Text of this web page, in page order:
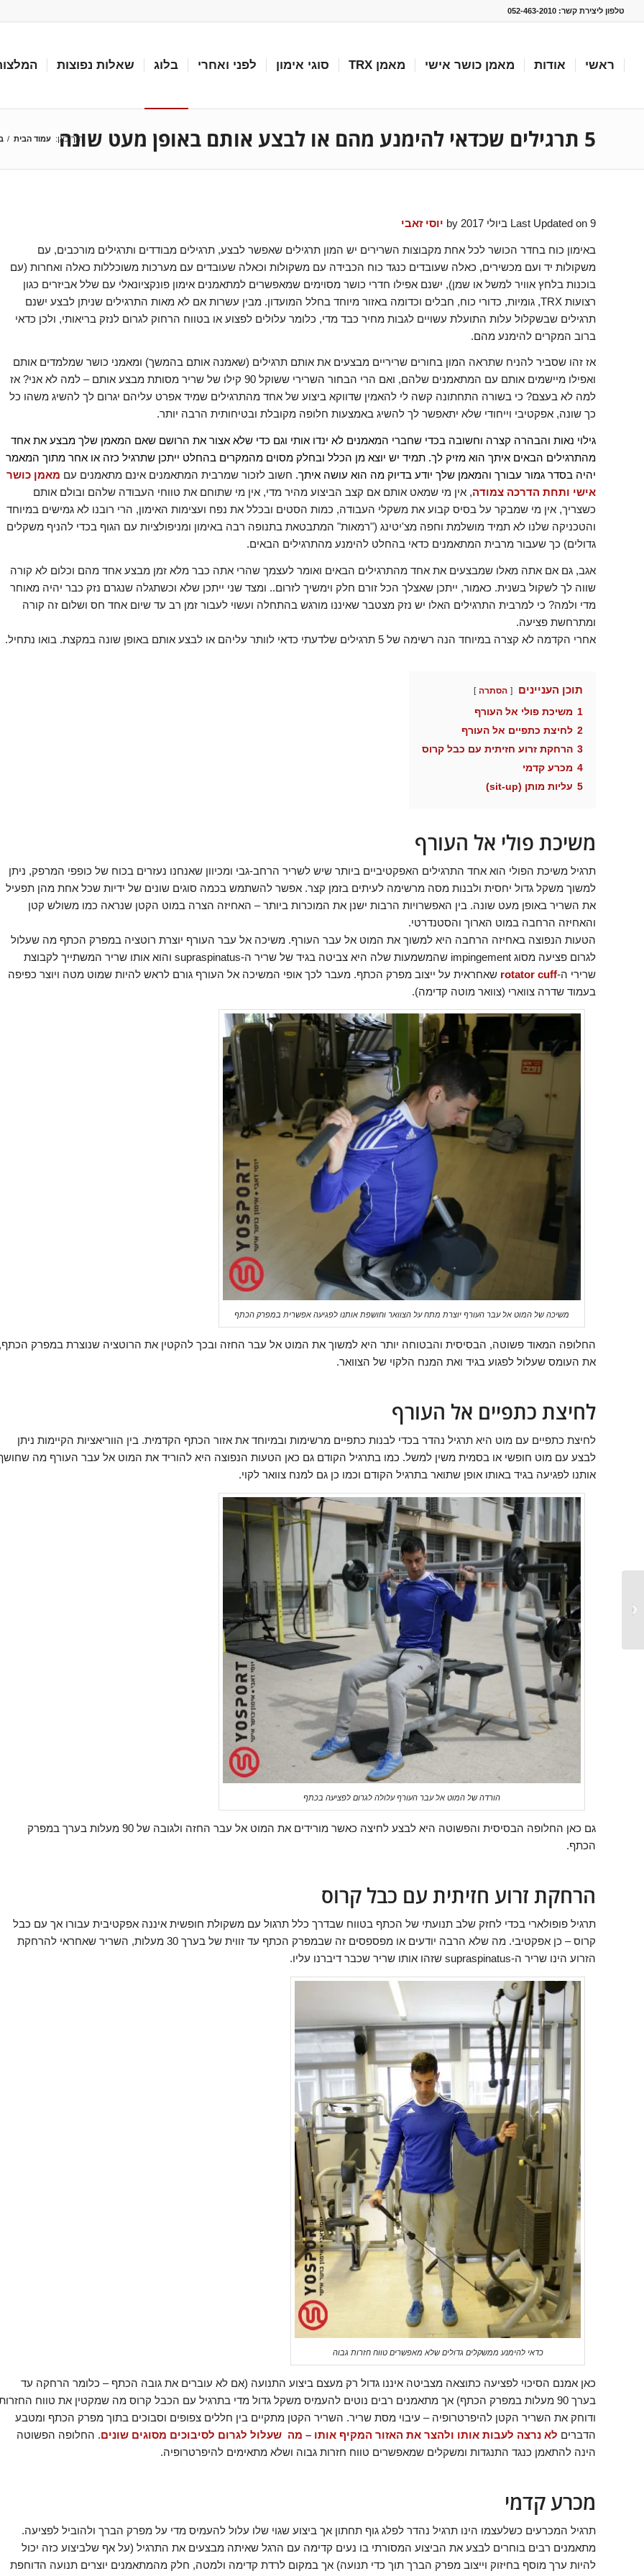
טלפון ליצירת קשר: 052-463-2010
ראשי אודות מאמן כושר אישי מאמן TRX סוגי אימון לפני ואחרי בלוג שאלות נפוצות
5 תרגילים שכדאי להימנע מהם או לבצע אותם באופן מעט שונה הנך כאן: עמוד הבית /
Last Updated on 9 ביולי 2017 by יוסי זאבי
באימון כוח בחדר הכושר לכל אחת מקבוצות השרירים יש המון תרגילים שאפשר לבצע, תרגילים מבודדים ותרגילים מורכבים, עם
משקולות יד ועם מכשירים, כאלה שעובדים כנגד כוח הכבידה עם משקולות וכאלה שעובדים עם מערכות משוכללות כאלה ואחרות (עם
בוכנות בלחץ אוויר למשל או שמן), ישנם אפילו חדרי כושר מסוימים שמאפשרים למתאמנים אימון פונקציונאלי עם שלל אביזרים כגון
רצועות TRX, גומיות, כדורי כוח, חבלים וכדומה באזור מיוחד בחלל המועדון. מבין עשרות אם לא מאות התרגילים שניתן לבצע ישנם
תרגילים שבשקלול עלות התועלת עשויים לגבות מחיר כבד מדי, כלומר עלולים לפצוע או בטווח הרחוק לגרום לנזק בריאותי, ולכן כדאי
ברוב המקרים להימנע מהם.
אז זהו שסביר להניח שתראה המון בחורים שריריים מבצעים את אותם תרגילים (שאמנה אותם בהמשך) ומאמני כושר שמלמדים אותם
ואפילו מיישמים אותם עם המתאמנים שלהם, ואם הרי הבחור השרירי ששוקל 90 קילו של שריר מסותת מבצע אותם – למה לא אני? אז
למה לא בעצם? כי בשורה התחתונה קשה לי להאמין שדווקא ביצוע של אחד מהתרגילים שמיד אפרט עליהם יגרום לך להשיג משהו כל
כך שונה, אפקטיבי וייחודי שלא יתאפשר לך להשיג באמצעות חלופה מקובלת ובטיחותית הרבה יותר.
גילוי נאות והבהרה קצרה וחשובה בכדי שחברי המאמנים לא ינדו אותי וגם כדי שלא אצור את הרושם שאם המאמן שלך מבצע את אחד
מהתרגילים הבאים איתך הוא מזיק לך. תמיד יש יוצא מן הכלל ובחלק מסוים מהמקרים בהחלט ייתכן שתרגיל כזה או אחר מתוך המאמר
יהיה בסדר גמור עבורך והמאמן שלך יודע בדיוק מה הוא עושה איתך. חשוב לזכור שמרבית המתאמנים אינם מתאמנים עם מאמן כושר
אישי ותחת הדרכה צמודה, אין מי שמאט אותם אם קצב הביצוע מהיר מדי, אין מי שתוחם את טווחי העבודה שלהם ובולם אותם
כשצריך, אין מי שמבקר על בסיס קבוע את משקלי העבודה, כמות הסטים ובכלל את נפח ועצימות האימון, הרי רובנו לא גמישים במיוחד
והטכניקה שלנו לא תמיד מושלמת וחפה מצ'יטינג ("רמאות" המתבטאת בתנופה רבה באימון ומניפולציות עם הגוף בכדי להניף משקלים
גדולים) כך שעבור מרבית המתאמנים כדאי בהחלט להימנע מהתרגילים הבאים.
אגב, גם אם אתה מאלו שמבצעים את אחד מהתרגילים הבאים ואומר לעצמך שהרי אתה כבר מלא זמן מבצע אחד מהם וכלום לא קורה
שווה לך לשקול בשנית. כאמור, ייתכן שאצלך הכל זורם חלק וימשיך לזרום.. ומצד שני ייתכן שלא וכשתגלה שנגרם נזק כבר יהיה מאוחר
מדי ולמה? כי למרבית התרגילים האלו יש נזק מצטבר שאיננו מורגש בהתחלה ועשוי לעבור זמן רב עד שיום אחד חס ושלום זה קורה
ומתרחשת פציעה.
אחרי הקדמה לא קצרה במיוחד הנה רשימה של 5 תרגילים שלדעתי כדאי לוותר עליהם או לבצע אותם באופן שונה במקצת. בואו נתחיל.
תוכן העניינים הסתרה
1 משיכת פולי אל העורף
2 לחיצת כתפיים אל העורף
3 הרחקת זרוע חזיתית עם כבל קרוס
4 מכרע קדמי
5 עליות מותן (sit-up)
משיכת פולי אל העורף
תרגיל משיכת הפולי הוא אחד התרגילים האפקטיביים ביותר שיש לשריר הרחב-גבי ומכיוון שאנחנו נעזרים בכוח של כופפי המרפק, ניתן
למשוך משקל גדול יחסית ולבנות מסה מרשימה לעיתים בזמן קצר. אפשר להשתמש בכמה סוגים שונים של ידיות שכל אחת מהן תפעיל
את השריר באופן מעט שונה. בין האפשרויות הרבות ישנן את המוכרות ביותר – האחיזה הצרה במוט הקטן שנראה כמו משולש קטן
והאחיזה הרחבה במוט הארוך והסטנדרטי.
הטעות הנפוצה באחיזה הרחבה היא למשוך את המוט אל עבר העורף. משיכה אל עבר העורף יוצרת רוטציה במפרק הכתף מה שעלול
לגרום פציעה מסוג impingement שהמשמעות שלה היא צביטה בגיד של שריר ה-supraspinatus והוא אותו שריר המשתייך לקבוצת
שרירי ה-rotator cuff שאחראית על ייצוב מפרק הכתף. מעבר לכך אופי המשיכה אל העורף גורם לראש להיות שמוט מטה ויוצר כפיפה
בעמוד שדרה צווארי (צוואר מוטה קדימה).
משיכה של המוט אל עבר העורף יוצרת מתח על הצוואר וחושפת אותנו לפגיעה אפשרית במפרק הכתף
החלופה המאוד פשוטה, הבסיסית והבטוחה יותר היא למשוך את המוט אל עבר החזה ובכך להקטין את הרוטציה שנוצרת במפרק הכתף,
את העומס שעלול לפגוע בגיד ואת המנח הלקוי של הצוואר.
לחיצת כתפיים אל העורף
לחיצת כתפיים עם מוט היא תרגיל נהדר בכדי לבנות כתפיים מרשימות ובמיוחד את אזור הכתף הקדמית. בין הווריאציות הקיימות ניתן
לבצע עם מוט חופשי או בסמית משין למשל. כמו בתרגיל הקודם גם כאן הטעות הנפוצה היא להוריד את המוט אל עבר העורף מה
אותנו לפגיעה בגיד באותו אופן שתואר בתרגיל הקודם וכמו כן גם למנח צוואר לקוי.
הורדה של המוט אל עבר העורף עלולה לגרום לפציעה בכתף
גם כאן החלופה הבסיסית והפשוטה היא לבצע לחיצה כאשר מורידים את המוט אל עבר החזה ולגובה של 90 מעלות בערך במפרק
הכתף.
הרחקת זרוע חזיתית עם כבל קרוס
תרגיל פופולארי בכדי לחזק שלב תנועתי של הכתף בטווח שבדרך כלל תרגול עם משקולת חופשית איננה אפקטיבית עבורו אך עם כבל
קרוס – כן אפקטיבי. מה שלא הרבה יודעים או מפספסים זה שבמפרק הכתף עד זווית של בערך 30 מעלות, השריר שאחראי להרחקת
הזרוע הינו שריר ה-supraspinatus שזהו אותו שריר שכבר דיברנו עליו.
כדאי להימנע ממשקלים גדולים שלא מאפשרים טווח חזרות גבוה
כאן אמנם הסיכוי לפציעה כתוצאה מצביטה איננו גדול רק מעצם ביצוע התנועה (אם לא עוברים את גובה הכתף – כלומר הרחקה עד
בערך 90 מעלות במפרק הכתף) אך מתאמנים רבים נוטים להעמיס משקל גדול מדי בתרגיל עם הכבל קרוס מה שמקטין את טווח
ודוחק את השריר הקטן להיפרטרופיה – עיבוי מסת שריר. השריר הקטן מתקיים בין חללים צפופים וסבוכים בתוך מפרק הכתף ומטבע
הדברים לא נרצה לעבות אותו ולהצר את האזור המקיף אותו – מה שעלול לגרום לסיבוכים מסוגים שונים. החלופה הפשוטה
הינה להתאמן כנגד התנגדות ומשקלים שמאפשרים טווח חזרות גבוה ושלא מתאימים להיפרטרופיה.
מכרע קדמי
תרגיל המכרעים כשלעצמו הינו תרגיל נהדר לפלג גוף תחתון אך ביצוע שגוי שלו עלול להעמיס מדי על מפרק הברך ולהוביל לפציעה.
מתאמנים רבים בוחרים לבצע את הביצוע המסורתי בו נעים קדימה עם הרגל שאיתה מבצעים את התרגיל (על אף שלביצוע כזה יכול
להיות ערך מוסף בחיזוק וייצוב מפרק הברך תוך כדי תנועה) אך במקום לרדת קדימה ולמטה, חלק מהמתאמנים יוצרים תנועה הדוחפת
איך לעלות במסה מהר:
הטיפים שיחשפו בפניך
איך לגדול מהר...